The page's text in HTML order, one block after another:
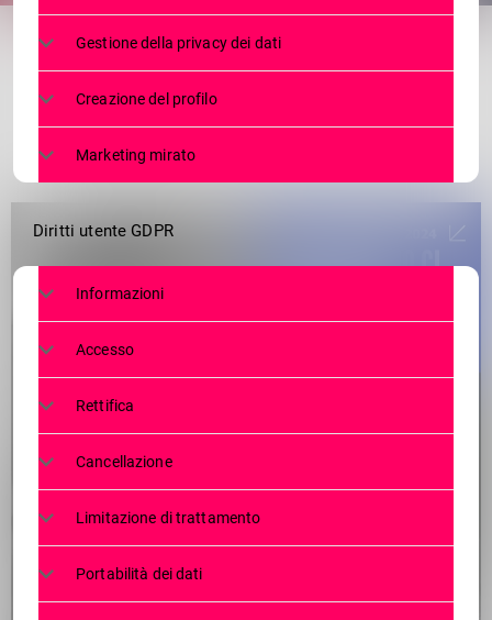
Gestione della privacy dei dati
Creazione del profilo
Marketing mirato
Diritti utente GDPR
Informazioni
Accesso
Rettifica
Cancellazione
Limitazione di trattamento
Portabilità dei dati